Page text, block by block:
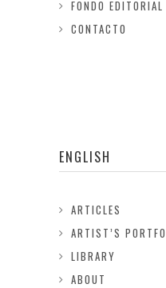
FONDO EDITORIAL
CONTACTO
ENGLISH
ARTICLES
ARTIST’S
LIBRARY
ABOUT